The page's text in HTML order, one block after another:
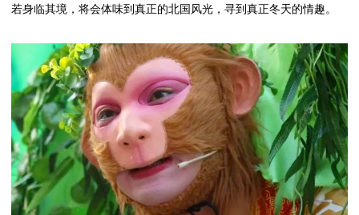
若身临其境，将会体味到真正的北国风光，寻到真正冬天的情趣。